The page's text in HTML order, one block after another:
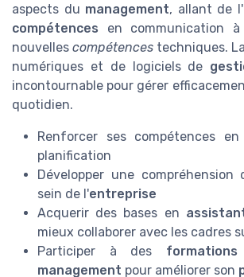
aspects du management, allant de
compétences en communication
nouvelles compétences techniques.
numériques et de logiciels de
incontournable pour gérer
quotidien.
Renforcer ses compétences
planification
Développer une compréhension
sein de l'entreprise
Acquerir des bases en
mieux collaborer avec les cadres
Participer à des formations
management pour améliorer son